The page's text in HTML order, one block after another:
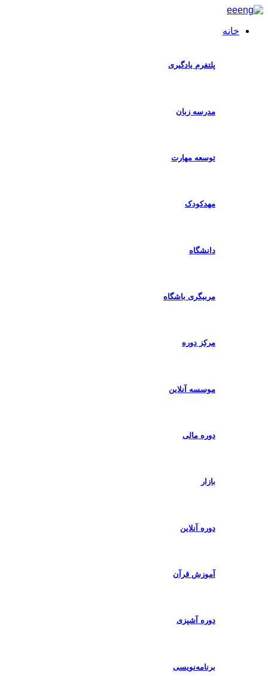
خانه
پلتفرم یادگیری
مدرسه زبان
توسعه مهارت
مهدکودک
دانشگاه
مربیگری باشگاه
مرکز دوره
موسسه آنلاین
دوره مالی
دوره آنلاین
آموزش قرآن
دوره آشپزی
برنامه‌نویسی